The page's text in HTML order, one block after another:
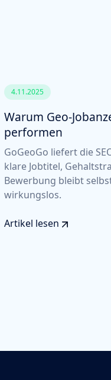
4.11.2025
Warum Geo-
performen
GoGeoGo liefert die
klare Jobtitel,
Bewerbung bleibt
wirkungslos.
Artikel lesen